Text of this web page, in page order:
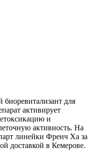
для
активирует
и
активность. На
линейки Френч Ха за
доставкой в Кемерове.